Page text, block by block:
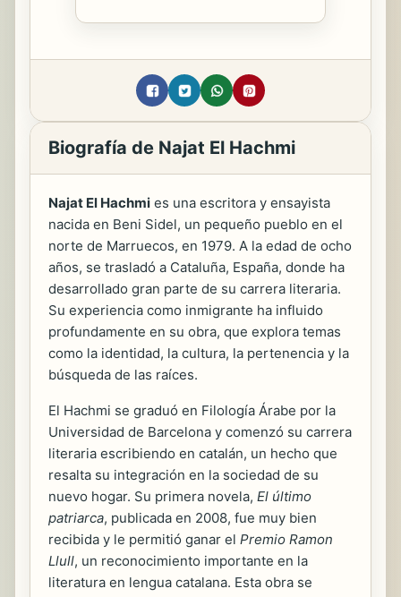
Biografía de Najat El Hachmi
Najat El Hachmi es una escritora y ensayista
nacida en Beni Sidel, un pequeño pueblo en el
norte de Marruecos, en 1979. A la edad de ocho
años, se trasladó a Cataluña, España, donde ha
desarrollado gran parte de su carrera literaria.
Su experiencia como inmigrante ha influido
profundamente en su obra, que explora temas
como la identidad, la cultura, la pertenencia y la
búsqueda de las raíces.
El Hachmi se graduó en Filología Árabe por la
Universidad de Barcelona y comenzó su carrera
literaria escribiendo en catalán, un hecho que
resalta su integración en la sociedad de su
nuevo hogar. Su primera novela, El último
patriarca, publicada en 2008, fue muy bien
recibida y le permitió ganar el Premio Ramon
Llull, un reconocimiento importante en la
literatura en lengua catalana. Esta obra se